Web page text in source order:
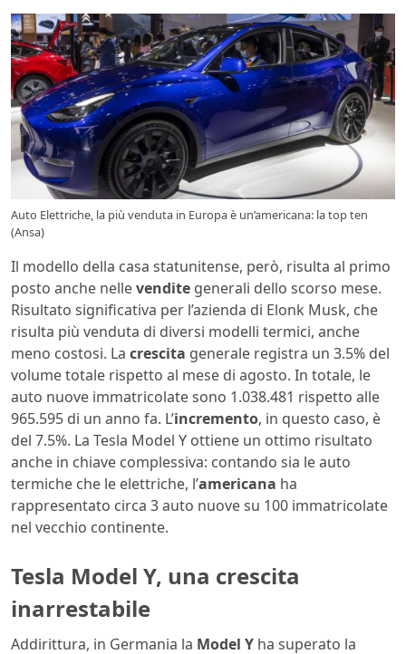
Auto Elettriche, la più venduta in Europa è un’americana: la top ten
(Ansa)
Il modello della casa statunitense, però, risulta al primo
posto anche nellevendite generali dello scorso mese.
Risultato significativa per l’azienda di Elonk Musk, che
risulta più venduta di diversi modelli termici, anche
meno costosi. La crescita generale registra un 3.5% del
volume totale rispetto al mese di agosto. In totale, le
auto nuove immatricolate sono 1.038.481 rispetto alle
965.595 di un anno fa. L’incremento, in questo caso, è
del 7.5%. La Tesla Model Y ottiene un ottimo risultato
anche in chiave complessiva: contando sia le auto
termiche che le elettriche, l’americana ha
rappresentato circa 3 auto nuove su 100 immatricolate
nel vecchio continente.
Tesla Model Y, una crescita
inarrestabile
Addirittura, in Germania la Model Y ha superato la